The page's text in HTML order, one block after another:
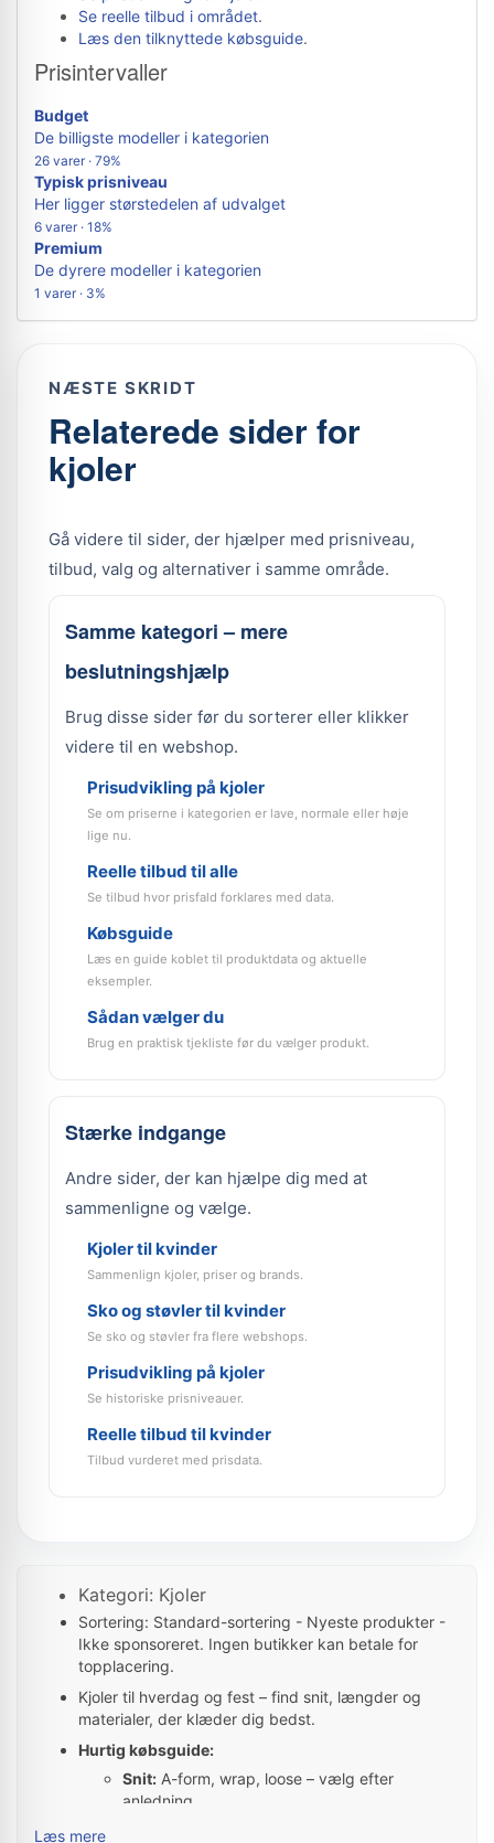
Se reelle tilbud i området.
Læs den tilknyttede købsguide.
Prisintervaller
Budget
De billigste modeller i kategorien
26 varer · 79%
Typisk prisniveau
Her ligger størstedelen af udvalget
6 varer · 18%
Premium
De dyrere modeller i kategorien
1 varer · 3%
NÆSTE SKRIDT
Relaterede sider for
kjoler
Gå videre til sider, der hjælper med prisniveau,
tilbud, valg og alternativer i samme område.
Samme kategori – mere
beslutningshjælp
Brug disse sider før du sorterer eller klikker
videre til en webshop.
Prisudvikling på kjoler
Se om priserne i kategorien er lave, normale eller høje
lige nu.
Reelle tilbud til alle
Se tilbud hvor prisfald forklares med data.
Købsguide
Læs en guide koblet til produktdata og aktuelle
eksempler.
Sådan vælger du
Brug en praktisk tjekliste før du vælger produkt.
Stærke indgange
Andre sider, der kan hjælpe dig med at
sammenligne og vælge.
Kjoler til kvinder
Sammenlign kjoler, priser og brands.
Sko og støvler til kvinder
Se sko og støvler fra flere webshops.
Prisudvikling på kjoler
Se historiske prisniveauer.
Reelle tilbud til kvinder
Tilbud vurderet med prisdata.
Kategori: Kjoler
Sortering: Standard-sortering - Nyeste produkter -
Ikke sponsoreret. Ingen butikker kan betale for
topplacering.
Kjoler til hverdag og fest – find snit, længder og
materialer, der klæder dig bedst.
Hurtig købsguide:
Snit: A-form, wrap, loose – vælg efter
anledning.
Læs mere